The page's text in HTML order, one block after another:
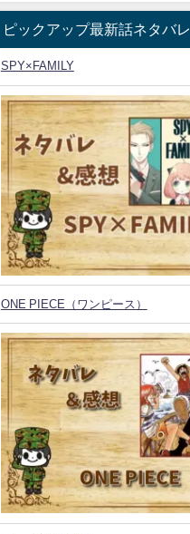
ピックアップ最新話ネタバレ
SPY×FAMILY
ONE PIECE（ワンピース）